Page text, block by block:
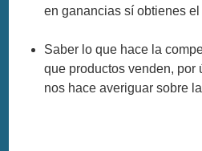
en ganancias sí obtienes
Saber lo que hace la
que productos venden, por
nos hace averiguar sobre